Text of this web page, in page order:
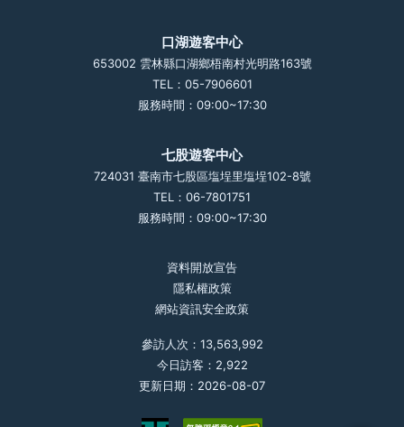
口湖遊客中心
653002 雲林縣口湖鄉梧南村光明路163號
TEL：05-7906601
服務時間：09:00~17:30
七股遊客中心
724031 臺南市七股區塩埕里塩埕102-8號
TEL：06-7801751
服務時間：09:00~17:30
資料開放宣告
隱私權政策
網站資訊安全政策
參訪人次：13,563,992
今日訪客：2,922
更新日期：2026-08-07